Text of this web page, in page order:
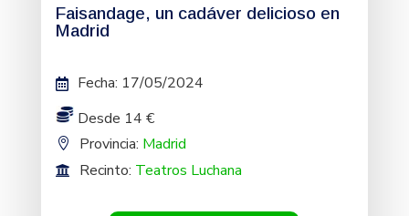
Faisandage, un cadáver delicioso en
Madrid
Fecha: 17/05/2024
Desde 14 €
Provincia: Madrid
Recinto: Teatros Luchana